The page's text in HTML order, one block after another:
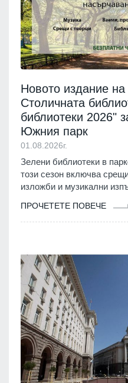
Новото издание
Столичната
библиотеки 2026"
Южния парк
01.08.2026г.
Зелени библиотеки в
този сезон включва
изложби и музикални
ПРОЧЕТЕТЕ ПОВЕЧЕ